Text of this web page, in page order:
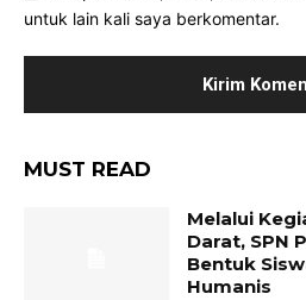
untuk lain kali saya berkomentar.
MUST READ
Melalui
Darat, SPN
Bentuk
Humanis